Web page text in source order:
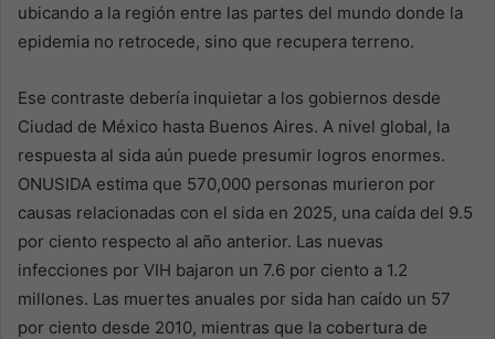
ubicando a la región entre las partes del mundo donde la
epidemia no retrocede, sino que recupera terreno.
Ese contraste debería inquietar a los gobiernos desde
Ciudad de México hasta Buenos Aires. A nivel global, la
respuesta al sida aún puede presumir logros enormes.
ONUSIDA estima que 570,000 personas murieron por
causas relacionadas con el sida en 2025, una caída del 9.5
por ciento respecto al año anterior. Las nuevas
infecciones por VIH bajaron un 7.6 por ciento a 1.2
millones. Las muertes anuales por sida han caído un 57
por ciento desde 2010, mientras que la cobertura de